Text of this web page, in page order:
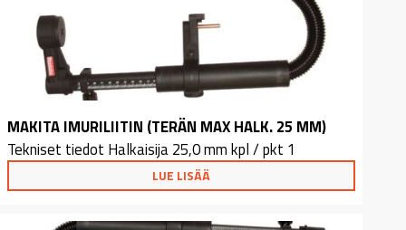
MAKITA IMURILIITIN (TERÄN MAX HALK. 25 MM)
Tekniset tiedot Halkaisija 25,0 mm kpl / pkt 1
LUE LISÄÄ